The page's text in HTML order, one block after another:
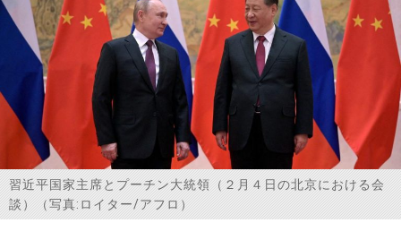
習近平国家主席とプーチン大統領（２月４日の北京における会
談）（写真:ロイター/アフロ）